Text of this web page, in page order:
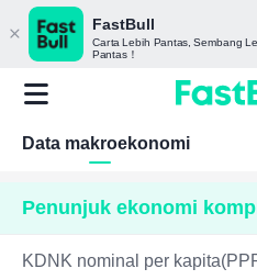
FastBull
Carta Lebih Pantas, Sembang
Pantas！
Data makroekonomi
Penunjuk ekonomi
KDNK nominal per